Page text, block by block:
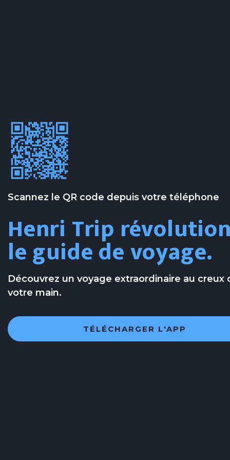
Scannez le QR code depuis votre téléphone
Henri Trip
le guide de voyage.
Découvrez un voyage extraordinaire au creux
votre main.
TÉLÉCHARGER L'APP